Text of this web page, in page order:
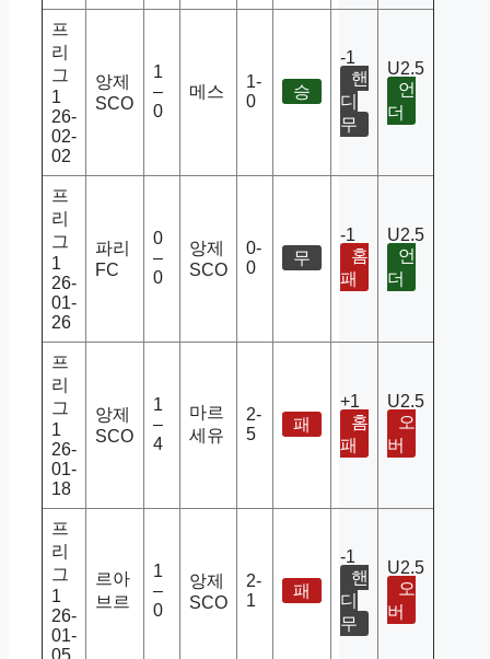
프
리
그
1
26-
02-
02
앙제
SCO
1
–
0
메스
1-
0
승
-1
핸
디
무
U2.5
언
더
프
리
그
1
26-
01-
26
파리
FC
0
–
0
앙제
SCO
0-
0
무
-1
홈
패
U2.5
언
더
프
리
그
1
26-
01-
18
앙제
SCO
1
–
4
마르
세유
2-
5
패
+1
홈
패
U2.5
오
버
프
리
그
1
26-
01-
05
르아
브르
1
–
0
앙제
SCO
2-
1
패
-1
핸
디
무
U2.5
오
버